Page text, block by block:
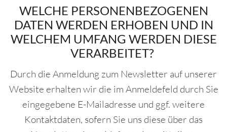
WELCHE PERSONENBEZOGENEN
DATEN WERDEN ERHOBEN UND IN
WELCHEM UMFANG WERDEN DIESE
VERARBEITET?
Durch die Anmeldung zum Newsletter auf unserer
Website erhalten wir die im Anmeldefeld durch Sie
eingegebene E-Mailadresse und ggf. weitere
Kontaktdaten, sofern Sie uns diese über das